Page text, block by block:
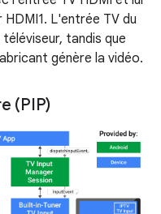
L'entrée TV du
tandis que
génère la vidéo.
(PIP)